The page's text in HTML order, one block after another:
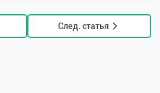
След. статья